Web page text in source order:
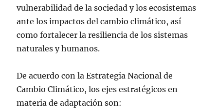
vulnerabilidad de la sociedad y los ecosistemas
ante los impactos del cambio climático, así
como fortalecer la resiliencia de los sistemas
naturales y humanos.
De acuerdo con la Estrategia Nacional de
Cambio Climático, los ejes estratégicos en
materia de adaptación son: